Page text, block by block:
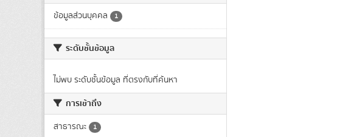
ข้อมูลส่วนบุคคล 1
ระดับชั้นข้อมูล
ไม่พบ ระดับชั้นข้อมูล ที่ตรงกับที่ค้นหา
การเข้าถึง
สาธารณะ 1